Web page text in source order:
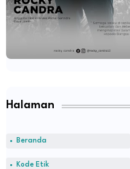
Halaman
Beranda
Kode Etik